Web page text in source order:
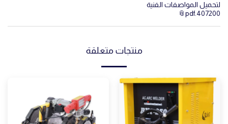
لتحميل المواصفات الفنية
407200.pdf
منتجات متعلقة